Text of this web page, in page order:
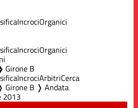
IncrociOrganici
IncrociOrganici
Girone B
IncrociArbitriCerca
Girone B ❭ Andata
2013